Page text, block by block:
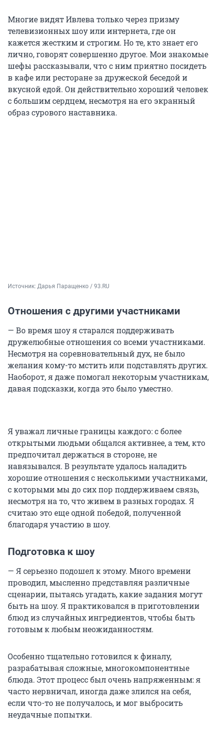
Многие видят Ивлева только через призму
телевизионных шоу или интернета, где он
кажется жестким и строгим. Но те, кто знает его
лично, говорят совершенно другое. Мои знакомые
шефы рассказывали, что с ним приятно посидеть
в кафе или ресторане за дружеской беседой и
вкусной едой. Он действительно хороший человек
с большим сердцем, несмотря на его экранный
образ сурового наставника.
Источник: Дарья Паращенко / 93.RU
Отношения с другими участниками
— Во время шоу я старался поддерживать
дружелюбные отношения со всеми участниками.
Несмотря на соревновательный дух, не было
желания кому-то мстить или подставлять других.
Наоборот, я даже помогал некоторым участникам,
давая подсказки, когда это было уместно.
Я уважал личные границы каждого: с более
открытыми людьми общался активнее, а тем, кто
предпочитал держаться в стороне, не
навязывался. В результате удалось наладить
хорошие отношения с несколькими участниками,
с которыми мы до сих пор поддерживаем связь,
несмотря на то, что живем в разных городах. Я
считаю это еще одной победой, полученной
благодаря участию в шоу.
Подготовка к шоу
— Я серьезно подошел к этому. Много времени
проводил, мысленно представляя различные
сценарии, пытаясь угадать, какие задания могут
быть на шоу. Я практиковался в приготовлении
блюд из случайных ингредиентов, чтобы быть
готовым к любым неожиданностям.
Особенно тщательно готовился к финалу,
разрабатывая сложные, многокомпонентные
блюда. Этот процесс был очень напряженным: я
часто нервничал, иногда даже злился на себя,
если что-то не получалось, и мог выбросить
неудачные попытки.